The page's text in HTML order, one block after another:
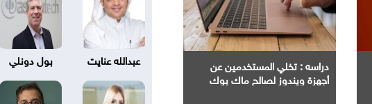
دراسه : تخلي المستخدمين عن
أجهزة ويندوز لصالح ماك بوك
عبدالله عنايت بول دونلي